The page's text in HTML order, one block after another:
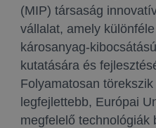
(MIP) társaság
vállalat, amely
károsanyag-
kutatására és
Folyamatosan
legfejlettebb, Európai
megfelelő technológiák